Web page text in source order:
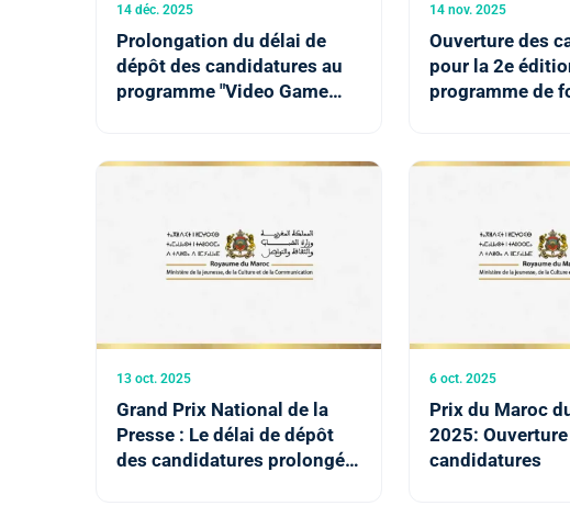
14 déc. 2025
Prolongation du délai de
dépôt des candidatures au
programme "Video Game
14 nov. 2025
Ouverture des
pour la 2e
programme de
13 oct. 2025
Grand Prix National de la
Presse : Le délai de dépôt
des candidatures prolongé
6 oct. 2025
Prix du Maroc
2025:
candidatures